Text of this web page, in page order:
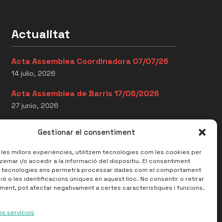
Gestionar el consentiment
les millors experiències, utilitzem tecnologies com les cookies per
i/o accedir a la informació del dispositiu. El consentiment
tecnologies ens permetrà processar dades com el comportament
o les identificacions úniques en aquest lloc. No consentir o retirar
pot afectar negativament a certes característiques i funcions.
servicios
Actualitat
Acta Assemblea Coordinadora 07/07/26
14 julio, 2026
Acta Assemblea de Barris 17/06/2026
27 junio, 2026
16/06/2026